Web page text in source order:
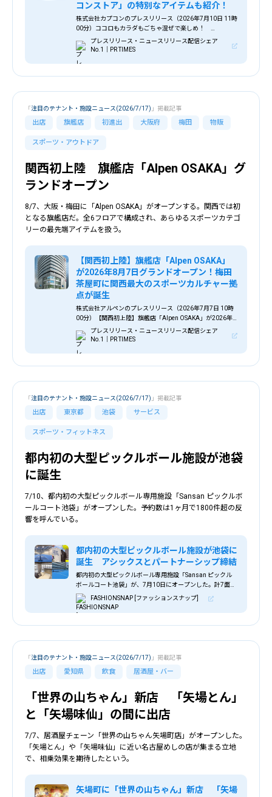
コンストア」の特別なアイテムも紹介！
株式会社カプコンのプレスリリース（2026年7月10日 11時
00分）ココロもカラダもごちゃ混ぜで楽しめ！
「CAPCOMIX みなとみらい店」が7月17日（金）にオープ
ン決定！ さらに「カプコンストア」の特別なアイテムも
紹介！
プレスリリース・ニュースリリース配信シェア
No.1｜PR TIMES
出店 旗艦店 初進出 大阪府 梅田 物販
スポーツ・アウトドア
「注目のテナント・施設ニュース(2026/7/17) 」掲載記事
関西初上陸 旗艦店「Alpen OSAKA」グ
ランドオープン
8/7、大阪・梅田に「Alpen OSAKA」がオープンする。関西では初
となる旗艦店だ。全6フロアで構成され、あらゆるスポーツカテゴ
リーの最先端アイテムを扱う。
【関西初上陸】旗艦店「Alpen OSAKA」
が2026年8月7日グランドオープン！梅田
茶屋町に関西最大のスポーツカルチャー拠
点が誕生
株式会社アルペンのプレスリリース（2026年7月7日 10時
00分）【関西初上陸】旗艦店「Alpen OSAKA」が2026年8
月7日グランドオープン！梅田茶屋町に関西最大のスポーツ
カルチャー拠点が誕生
プレスリリース・ニュースリリース配信シェア
No.1｜PR TIMES
出店 東京都 池袋 サービス
スポーツ・フィットネス
「注目のテナント・施設ニュース(2026/7/17) 」掲載記事
都内初の大型ピックルボール施設が池袋
に誕生
7/10、都内初の大型ピックルボール専用施設「Sansan ピックルボ
ールコート池袋」がオープンした。予約数は1ヶ月で1800件超の反
響を呼んでいる。
都内初の大型ピックルボール施設が池袋に
誕生 アシックスとパートナーシップ締結
都内初の大型ピックルボール専用施設「Sansan ピックル
ボールコート池袋」が、7月10日にオープンした。計7面の
コートに加えて、来場者同士のコミュニケーションをサポ
ートするラウンジやワーキングスペースを完備。
FASHIONSNAP [ファッションスナップ]
出店 愛知県 飲食 居酒屋・バー
「注目のテナント・施設ニュース(2026/7/17) 」掲載記事
「世界の山ちゃん」新店 「矢場とん」
と「矢場味仙」の間に出店
7/7、居酒屋チェーン「世界の山ちゃん矢場町店」がオープンした。
「矢場とん」や「矢場味仙」に近い名古屋めしの店が集まる立地
で、相乗効果を期待したという。
矢場町に「世界の山ちゃん」新店 「矢場